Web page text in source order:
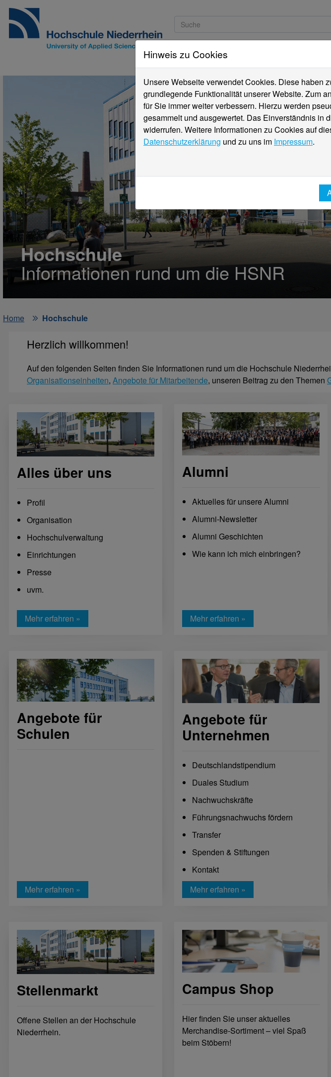
Studieninteressierte
Hochschule
Informationen rund um die HSNR
Home
Hochschule
Herzlich willkommen!
Auf den folgenden Seiten finden Sie Informationen rund um die Hochschule
Organisationseinheiten, Angebote für Mitarbeitende, unseren Beitrag zu den Themen
Alles über uns
Profil
Organisation
Hochschulverwaltung
Einrichtungen
Presse
uvm.
Mehr erfahren »
Alumni
Aktuelles für unsere Alumni
Alumni-Newsletter
Alumni Geschichten
Wie kann ich mich einbringen?
Mehr erfahren »
Angebote für
Schulen
Mehr erfahren »
Angebote für
Unternehmen
Deutschlandstipendium
Duales Studium
Nachwuchskräfte
Führungsnachwuchs fördern
Transfer
Spenden & Stiftungen
Kontakt
Mehr erfahren »
Stellenmarkt
Offene Stellen an der Hochschule
Niederrhein.
Campus Shop
Hier finden Sie unser aktuelles
Merchandise-Sortiment – viel Spaß
beim Stöbern!
Hinweis zu Cookies
Unsere Webseite verwendet Cookies. Diese haben
grundlegende Funktionalität unserer Website. Zum
für Sie immer weiter verbessern. Hierzu werden
gesammelt und ausgewertet. Das Einverständnis in
widerrufen. Weitere Informationen zu Cookies auf
Datenschutzerklärung und zu uns im Impressum.